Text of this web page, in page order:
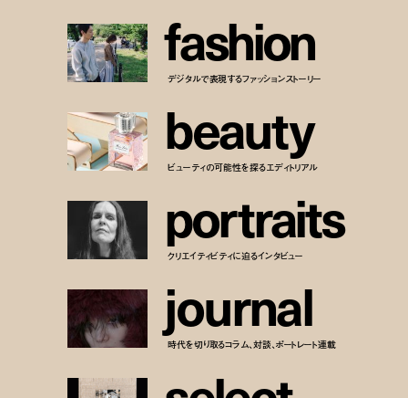
fashion
デジタルで表現するファッションストーリー
beauty
ビューティの可能性を探るエディトリアル
portraits
クリエイティビティに迫るインタビュー
journal
時代を切り取るコラム、対談、ポートレート連載